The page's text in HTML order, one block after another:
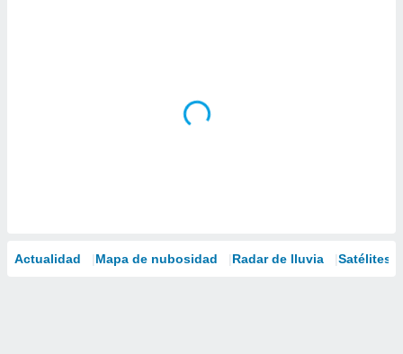
Actualidad Mapa de nubosidad Radar de lluvia Satélites